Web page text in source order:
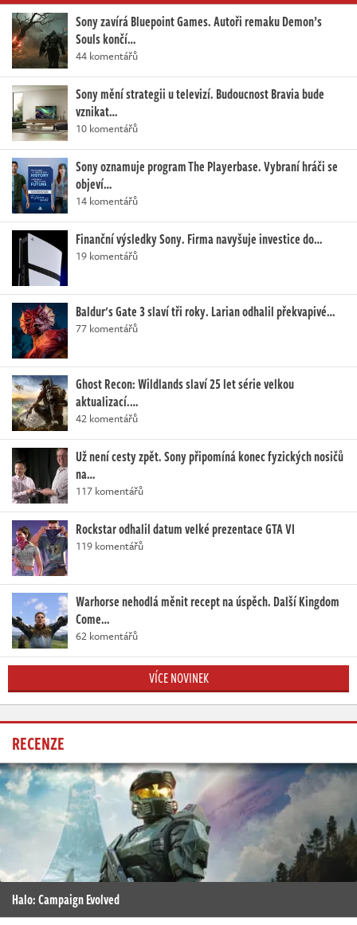
Sony zavírá Bluepoint Games. Autoři remaku Demon’s
Souls končí…
44 komentářů
Sony mění strategii u televizí. Budoucnost Bravia bude
vznikat…
10 komentářů
Sony oznamuje program The Playerbase. Vybraní hráči se
objeví…
14 komentářů
Finanční výsledky Sony. Firma navyšuje investice do…
19 komentářů
Baldur's Gate 3 slaví tři roky. Larian odhalil překvapivé…
77 komentářů
Ghost Recon: Wildlands slaví 25 let série velkou
aktualizací.…
42 komentářů
Už není cesty zpět. Sony připomíná konec fyzických nosičů
na…
117 komentářů
Rockstar odhalil datum velké prezentace GTA VI
119 komentářů
Warhorse nehodlá měnit recept na úspěch. Další Kingdom
Come…
62 komentářů
VÍCE NOVINEK
RECENZE
Halo: Campaign Evolved